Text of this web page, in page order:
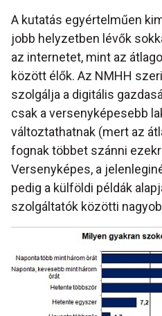
A kutatás egyértelműen
jobb helyzetben lévők
az internetet, mint az
között élők. Az NMHH
szolgálja a digitális
csak a versenyképesebb
változtathatnak (mert az
fognak többet szánni
Versenyképes, a
pedig a külföldi példák
szolgáltatók közötti